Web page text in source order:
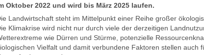
Oktober 2022 und wird bis März 2025 laufen.
Landwirtschaft steht im Mittelpunkt einer Reihe großer
Klimakrise wird nicht nur durch viele der derzeitigen
wie Dürren und Stürme, potenzielle
Vielfalt und damit verbundene Faktoren stellen auch